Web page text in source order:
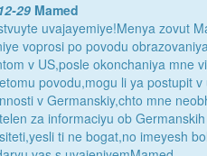
29 Mamed
uvajayemiye!Menya zovut
voprosi po povodu
v US,posle okonchaniya mne
povodu,mogu li ya postupit
v Germanskiy,chto mne
za informaciyu ob
ti ne bogat,no imeyesh